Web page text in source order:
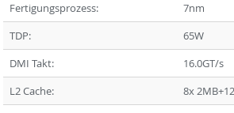
Fertigungsprozess:
7nm
TDP:
65W
DMI Takt:
16.0GT/s
L2 Cache:
8x